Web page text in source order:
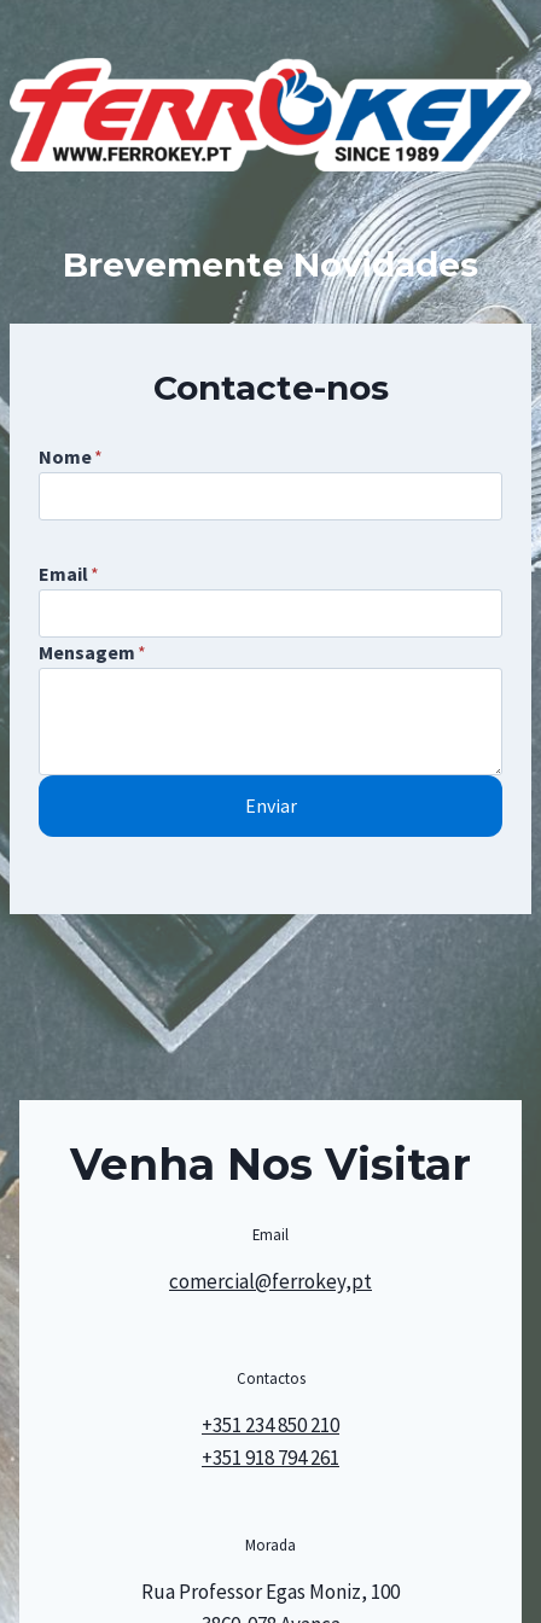
content
Brevemente Novidades
Contacte-nos
Nome*
Email*
Mensagem *
Enviar
Venha Nos Visitar
Email
comercial@ferrokey,pt
Contactos
+351 234 850 210
+351 918 794 261
Morada
Rua Professor Egas Moniz, 100